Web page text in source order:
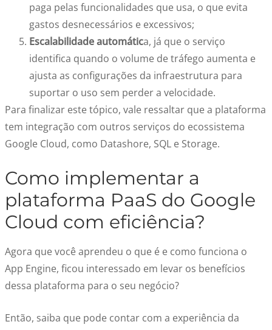
paga pelas funcionalidades que usa, o que evita
gastos desnecessários e excessivos;
Escalabilidade automática, já que o serviço
identifica quando o volume de tráfego aumenta e
ajusta as configurações da infraestrutura para
suportar o uso sem perder a velocidade.
Para finalizar este tópico, vale ressaltar que a plataforma
tem integração com outros serviços do ecossistema
Google Cloud, como Datashore, SQL e Storage.
Como implementar a
plataforma PaaS do Google
Cloud com eficiência?
Agora que você aprendeu o que é e como funciona o
App Engine, ficou interessado em levar os benefícios
dessa plataforma para o seu negócio?
Então, saiba que pode contar com a experiência da